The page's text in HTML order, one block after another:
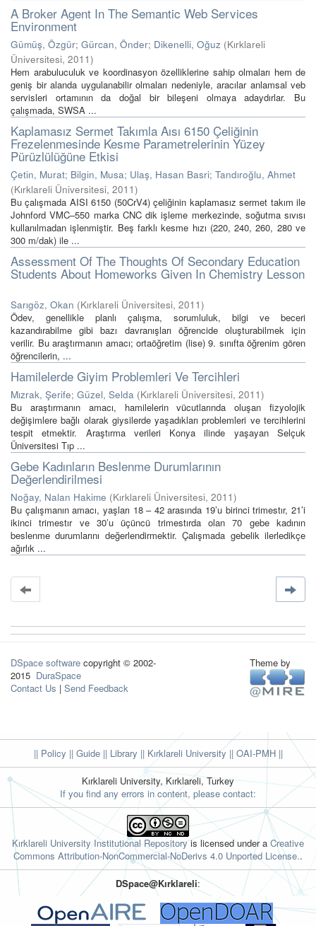
A Broker Agent In The Semantic Web Services
Environment
Gümüş, Özgür; Gürcan, Önder; Dikenelli, Oğuz (Kırklareli
Üniversitesi, 2011)
Hem arabuluculuk ve koordinasyon özelliklerine sahip olmaları hem de
geniş bir alanda uygulanabilir olmaları nedeniyle, aracılar anlamsal veb
servisleri ortamının da doğal bir bileşeni olmaya adaydırlar. Bu
çalışmada, SWSA ...
Kaplamasız Sermet Takımla Aısı 6150 Çeliğinin
Frezelenmesinde Kesme Parametrelerinin Yüzey
Pürüzlülüğüne Etkisi
Çetin, Murat; Bilgin, Musa; Ulaş, Hasan Basri; Tandıroğlu, Ahmet
(Kırklareli Üniversitesi, 2011)
Bu çalışmada AISI 6150 (50CrV4) çeliğinin kaplamasız sermet takım ile
Johnford VMC–550 marka CNC dik işleme merkezinde, soğutma sıvısı
kullanılmadan işlenmiştir. Beş farklı kesme hızı (220, 240, 260, 280 ve
300 m/dak) ile ...
Assessment Of The Thoughts Of Secondary Education
Students About Homeworks Given In Chemistry Lesson
Sarıgöz, Okan (Kırklareli Üniversitesi, 2011)
Ödev, genellikle planlı çalışma, sorumluluk, bilgi ve beceri
kazandırabilme gibi bazı davranışları öğrencide oluşturabilmek için
verilir. Bu araştırmanın amacı; ortaöğretim (lise) 9. sınıfta öğrenim gören
öğrencilerin, ...
Hamilelerde Giyim Problemleri Ve Tercihleri
Mızrak, Şerife; Güzel, Selda (Kırklareli Üniversitesi, 2011)
Bu araştırmanın amacı, hamilelerin vücutlarında oluşan fizyolojik
değişimlere bağlı olarak giysilerde yaşadıkları problemleri ve tercihlerini
tespit etmektir. Araştırma verileri Konya ilinde yaşayan Selçuk
Üniversitesi Tıp ...
Gebe Kadınların Beslenme Durumlarının
Değerlendirilmesi
Noğay, Nalan Hakime (Kırklareli Üniversitesi, 2011)
Bu çalışmanın amacı, yaşları 18 – 42 arasında 19’u birinci trimestır, 21’i
ikinci trimestır ve 30’u üçüncü trimestırda olan 70 gebe kadının
beslenme durumlarını değerlendirmektir. Çalışmada gebelik ilerledikçe
ağırlık ...
DSpace software copyright © 2002-
2015 DuraSpace
Contact Us | Send Feedback
Theme by
|| Policy || Guide|| Library || Kırklareli University || OAI-PMH ||
Kırklareli University, Kırklareli, Turkey
If you find any errors in content, please contact:
Kırklareli University Institutional Repositoryis licensed under a Creative
Commons Attribution-NonCommercial-NoDerivs 4.0 Unported License..
DSpace@Kırklareli: